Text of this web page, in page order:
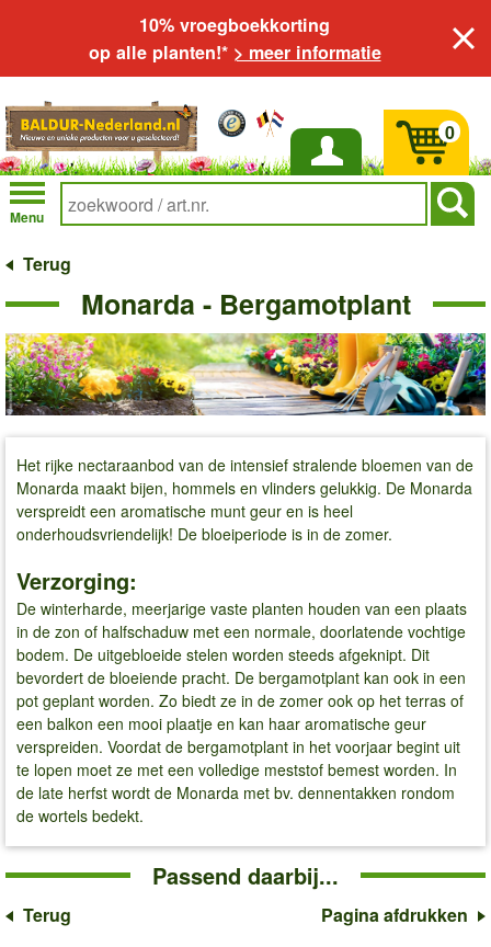
10% vroegboekkorting
op alle planten!* > meer informatie
Inloggen
Menu
0
Terug
Monarda - Bergamotplant
Het rijke nectaraanbod van de intensief stralende bloemen van de
Monarda maakt bijen, hommels en vlinders gelukkig. De Monarda
verspreidt een aromatische munt geur en is heel
onderhoudsvriendelijk! De bloeiperiode is in de zomer.
Verzorging:
De winterharde, meerjarige vaste planten houden van een plaats
in de zon of halfschaduw met een normale, doorlatende vochtige
bodem. De uitgebloeide stelen worden steeds afgeknipt. Dit
bevordert de bloeiende pracht. De bergamotplant kan ook in een
pot geplant worden. Zo biedt ze in de zomer ook op het terras of
een balkon een mooi plaatje en kan haar aromatische geur
verspreiden. Voordat de bergamotplant in het voorjaar begint uit
te lopen moet ze met een volledige meststof bemest worden. In
de late herfst wordt de Monarda met bv. dennentakken rondom
de wortels bedekt.
Passend daarbij...
Terug Pagina afdrukken